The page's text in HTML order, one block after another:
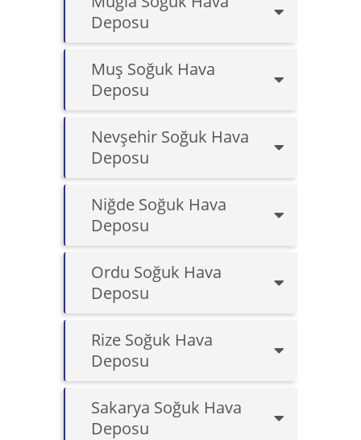
Deposu
Muş Soğuk Hava
Deposu
Nevşehir Soğuk Hava
Deposu
Niğde Soğuk Hava
Deposu
Ordu Soğuk Hava
Deposu
Rize Soğuk Hava
Deposu
Sakarya Soğuk Hava
Deposu